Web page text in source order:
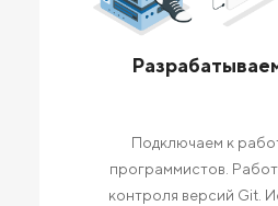
Подключаем к
программистов.
контроля версий Git.